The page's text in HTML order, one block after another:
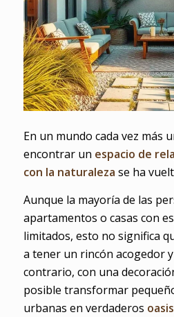
En un mundo cada vez más
encontrar un espacio de
con la naturaleza se ha
Aunque la mayoría de las
apartamentos o casas con
limitados, esto no significa
a tener un rincón acogedor
contrario, con una
posible transformar
urbanas en verdaderos